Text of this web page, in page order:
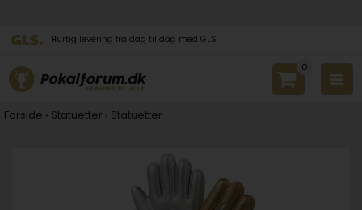
Hurtig levering fra dag til dag med GLS
0
Forside › Statuetter › Statuetter